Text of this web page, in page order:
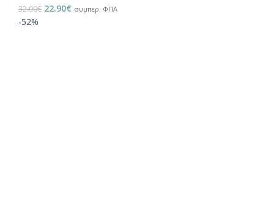
32.90€ 22.90€ συμπερ. ΦΠΑ
-52%